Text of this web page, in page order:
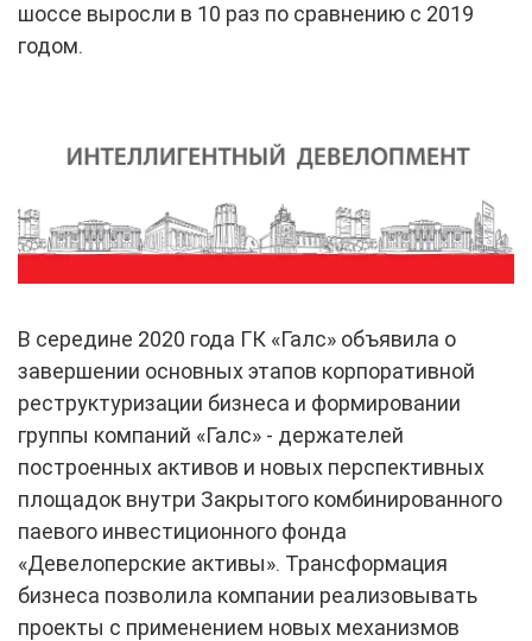
шоссе выросли в 10 раз по сравнению с 2019
годом.
В середине 2020 года ГК «Галс» объявила о
завершении основных этапов корпоративной
реструктуризации бизнеса и формировании
группы компаний «Галс» - держателей
построенных активов и новых перспективных
площадок внутри Закрытого комбинированного
паевого инвестиционного фонда
«Девелоперские активы». Трансформация
бизнеса позволила компании реализовывать
проекты с применением новых механизмов